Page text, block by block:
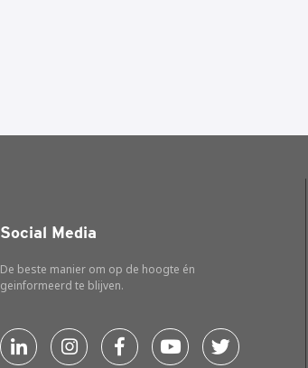
Social Media
De beste manier om op de hoogte én
geinformeerd te blijven.